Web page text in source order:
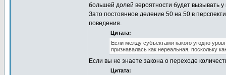
большей долей вероятности будет вызывать
Зато постоянное деление 50 на 50 в
поведения.
Цитата:
Если между субъектами какого угодно
признавалась как нереальная, поскольку
Если вы не знаете закона о переходе
Цитата: